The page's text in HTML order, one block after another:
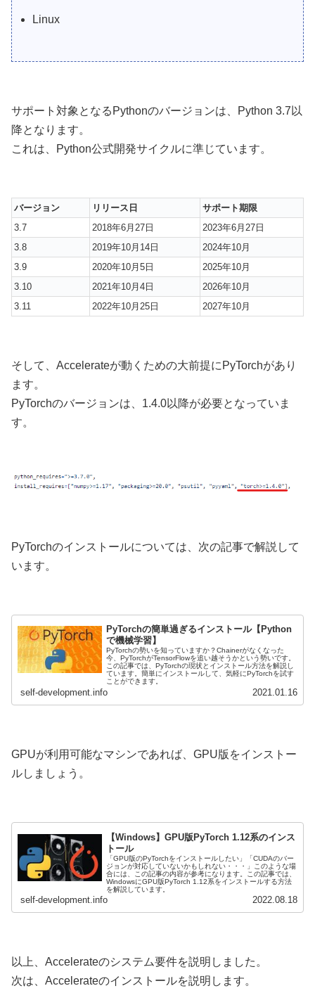
Linux
サポート対象となるPythonのバージョンは、Python 3.7以
降となります。
これは、Python公式開発サイクルに準じています。
バージョン リリース日
サポート期限
3.7
2018年6月27日
2023年6月27日
3.8
2019年10月14日
2024年10月
3.9
2020年10月5日
2025年10月
3.10
2021年10月4日
2026年10月
3.11
2022年10月25日 2027年10月
そして、Accelerateが動くための大前提にPyTorchがあり
ます。
PyTorchのバージョンは、1.4.0以降が必要となっていま
す。
PyTorchのインストールについては、次の記事で解説して
います。
PyTorchの簡単過ぎるインストール【Python
で機械学習】
PyTorchの勢いを知っていますか？Chainerがなくなった
今、PyTorchがTensorFlowを追い越そうかという勢いです。
この記事では、PyTorchの現状とインストール方法を解説し
ています。簡単にインストールして、気軽にPyTorchを試す
ことができます。
self-development.info 2021.01.16
GPUが利用可能なマシンであれば、GPU版をインストー
ルしましょう。
【Windows】GPU版PyTorch 1.12系のインス
トール
「GPU版のPyTorchをインストールしたい」「CUDAのバー
ジョンが対応していないかもしれない・・・」このような場
合には、この記事の内容が参考になります。この記事では、
WindowsにGPU版PyTorch 1.12系をインストールする方法
を解説しています。
self-development.info 2022.08.18
以上、Accelerateのシステム要件を説明しました。
次は、Accelerateのインストールを説明します。